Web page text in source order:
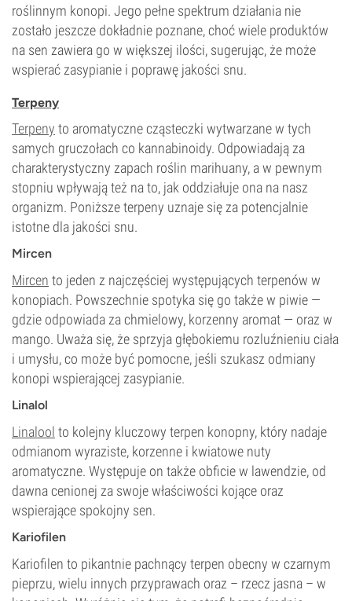
roślinnym konopi. Jego pełne spektrum działania nie
zostało jeszcze dokładnie poznane, choć wiele produktów
na sen zawiera go w większej ilości, sugerując, że może
wspierać zasypianie i poprawę jakości snu.
Terpeny
Terpeny to aromatyczne cząsteczki wytwarzane w tych
samych gruczołach co kannabinoidy. Odpowiadają za
charakterystyczny zapach roślin marihuany, a w pewnym
stopniu wpływają też na to, jak oddziałuje ona na nasz
organizm. Poniższe terpeny uznaje się za potencjalnie
istotne dla jakości snu.
Mircen
Mircen to jeden z najczęściej występujących terpenów w
konopiach. Powszechnie spotyka się go także w piwie —
gdzie odpowiada za chmielowy, korzenny aromat — oraz w
mango. Uważa się, że sprzyja głębokiemu rozluźnieniu ciała
i umysłu, co może być pomocne, jeśli szukasz odmiany
konopi wspierającej zasypianie.
Linalol
Linalool to kolejny kluczowy terpen konopny, który nadaje
odmianom wyraziste, korzenne i kwiatowe nuty
aromatyczne. Występuje on także obficie w lawendzie, od
dawna cenionej za swoje właściwości kojące oraz
wspierające spokojny sen.
Kariofilen
Kariofilen to pikantnie pachnący terpen obecny w czarnym
pieprzu, wielu innych przyprawach oraz – rzecz jasna – w